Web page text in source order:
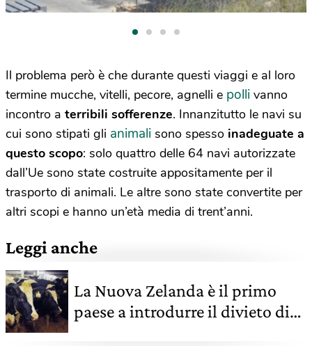
Il problema però è che durante questi viaggi e al loro
termine mucche, vitelli, pecore, agnelli e polli vanno
incontro a terribili sofferenze. Innanzitutto le navi su
cui sono stipati gli animali sono spesso inadeguate a
questo scopo: solo quattro delle 64 navi autorizzate
dall’Ue sono state costruite appositamente per il
trasporto di animali. Le altre sono state convertite per
altri scopi e hanno un’età media di trent’anni.
Leggi anche
La Nuova Zelanda è il primo
paese a introdurre il divieto di